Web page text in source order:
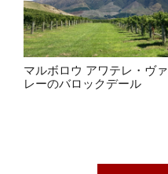
マルボロウ アワテレ・ヴァ
レーのバロックデール